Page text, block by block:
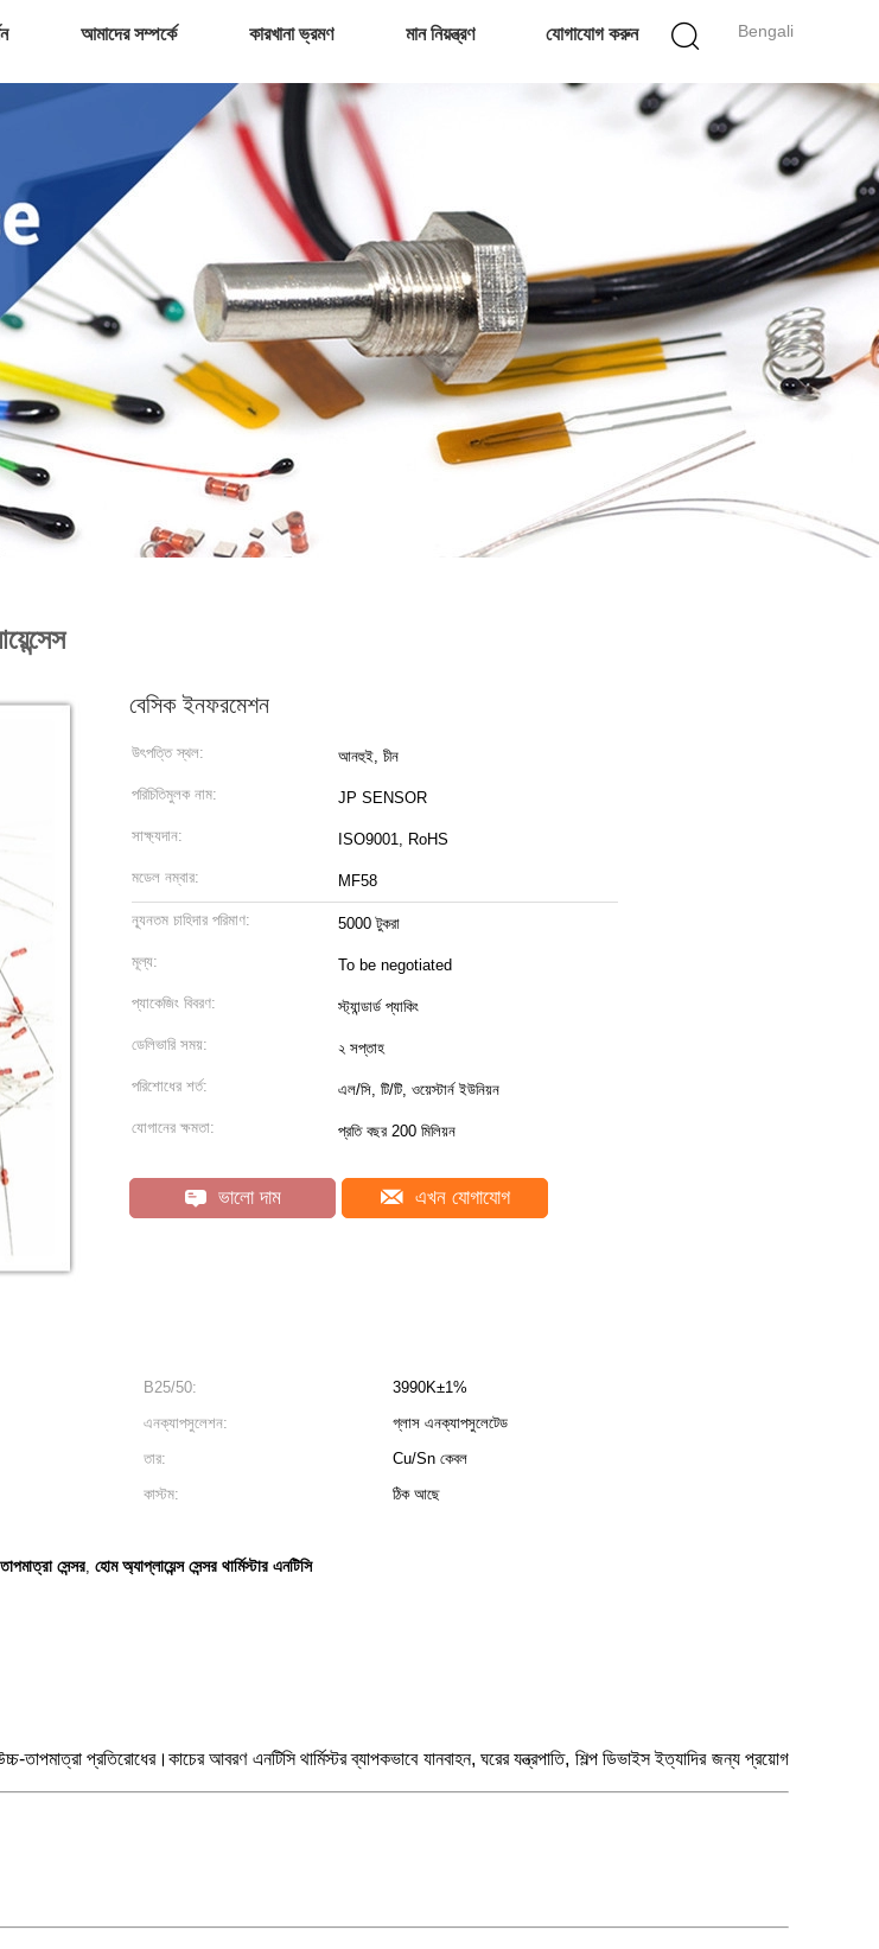
Bengali
আমাদের সম্পর্কে কারখানা ভ্রমণ মান নিয়ন্ত্রণ যোগাযোগ করুন
বেসিক ইনফরমেশন
উৎপত্তি স্থল: আনহুই, চীন
পরিচিতিমুলক নাম: JP SENSOR
সাক্ষ্যদান: ISO9001, RoHS
মডেল নম্বার: MF58
ন্যূনতম চাহিদার পরিমাণ: 5000 টুকরা
মূল্য: To be negotiated
প্যাকেজিং বিবরণ: স্ট্যান্ডার্ড প্যাকিং
ডেলিভারি সময়: ২ সপ্তাহ
পরিশোধের শর্ত: এল/সি, টি/টি, ওয়েস্টার্ন ইউনিয়ন
যোগানের ক্ষমতা: প্রতি বছর 200 মিলিয়ন
ভালো দাম এখন যোগাযোগ
B25/50:
3990K±1%
এনক্যাপসুলেশন:
গ্লাস এনক্যাপসুলেটেড
তার:
Cu/Sn কেবল
কাস্টম:
ঠিক আছে
সেন্সর, হোম অ্যাপ্লায়েন্স সেন্সর থার্মিস্টার এনটিসি
তাপমাত্রা প্রতিরোধের।কাচের আবরণ এনটিসি থার্মিস্টর ব্যাপকভাবে যানবাহন, ঘরের যন্ত্রপাতি, শিল্প ডিভাইস ইত্যাদির জন্য প্রয়োগ